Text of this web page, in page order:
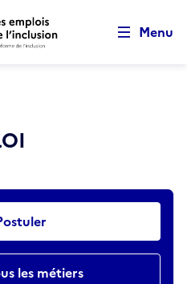
contenu principal
Menu
les métiers